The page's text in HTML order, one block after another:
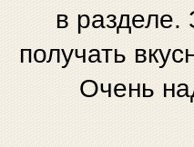
в разделе.
получать
Очень